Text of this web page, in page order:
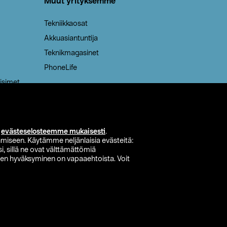
evästeselosteemme mukaisesti.
Käytämme neljänlaisia evästeitä:
sillä ne ovat välttämättömiä
hyväksyminen on vapaaehtoista. Voit
Tekniikkaosat
Akkuasiantuntija
Teknikmagasinet
PhoneLife